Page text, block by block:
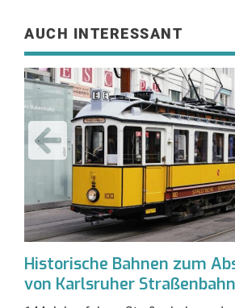
AUCH INTERESSANT
Historische Bahnen zum
von Karlsruher